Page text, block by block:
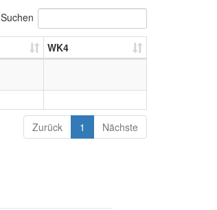
Suchen
WK4
Zurück 1 Nächste